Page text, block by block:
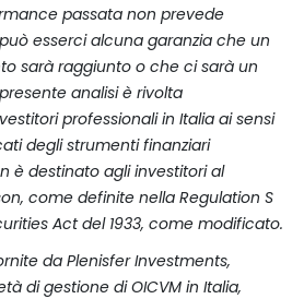
passata non prevede
esserci alcuna garanzia che un
sarà raggiunto o che ci sarà un
analisi è rivolta
professionali in Italia ai sensi
degli strumenti finanziari
è destinato agli investitori al
come definite nella Regulation S
Act del 1933, come modificato.
da Plenisfer Investments,
di gestione di OICVM in Italia,